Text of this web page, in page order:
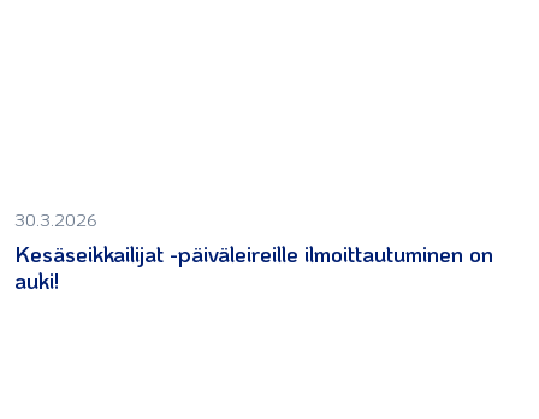
30.3.2026
Kesäseikkailijat -päiväleireille ilmoittautuminen on
auki!